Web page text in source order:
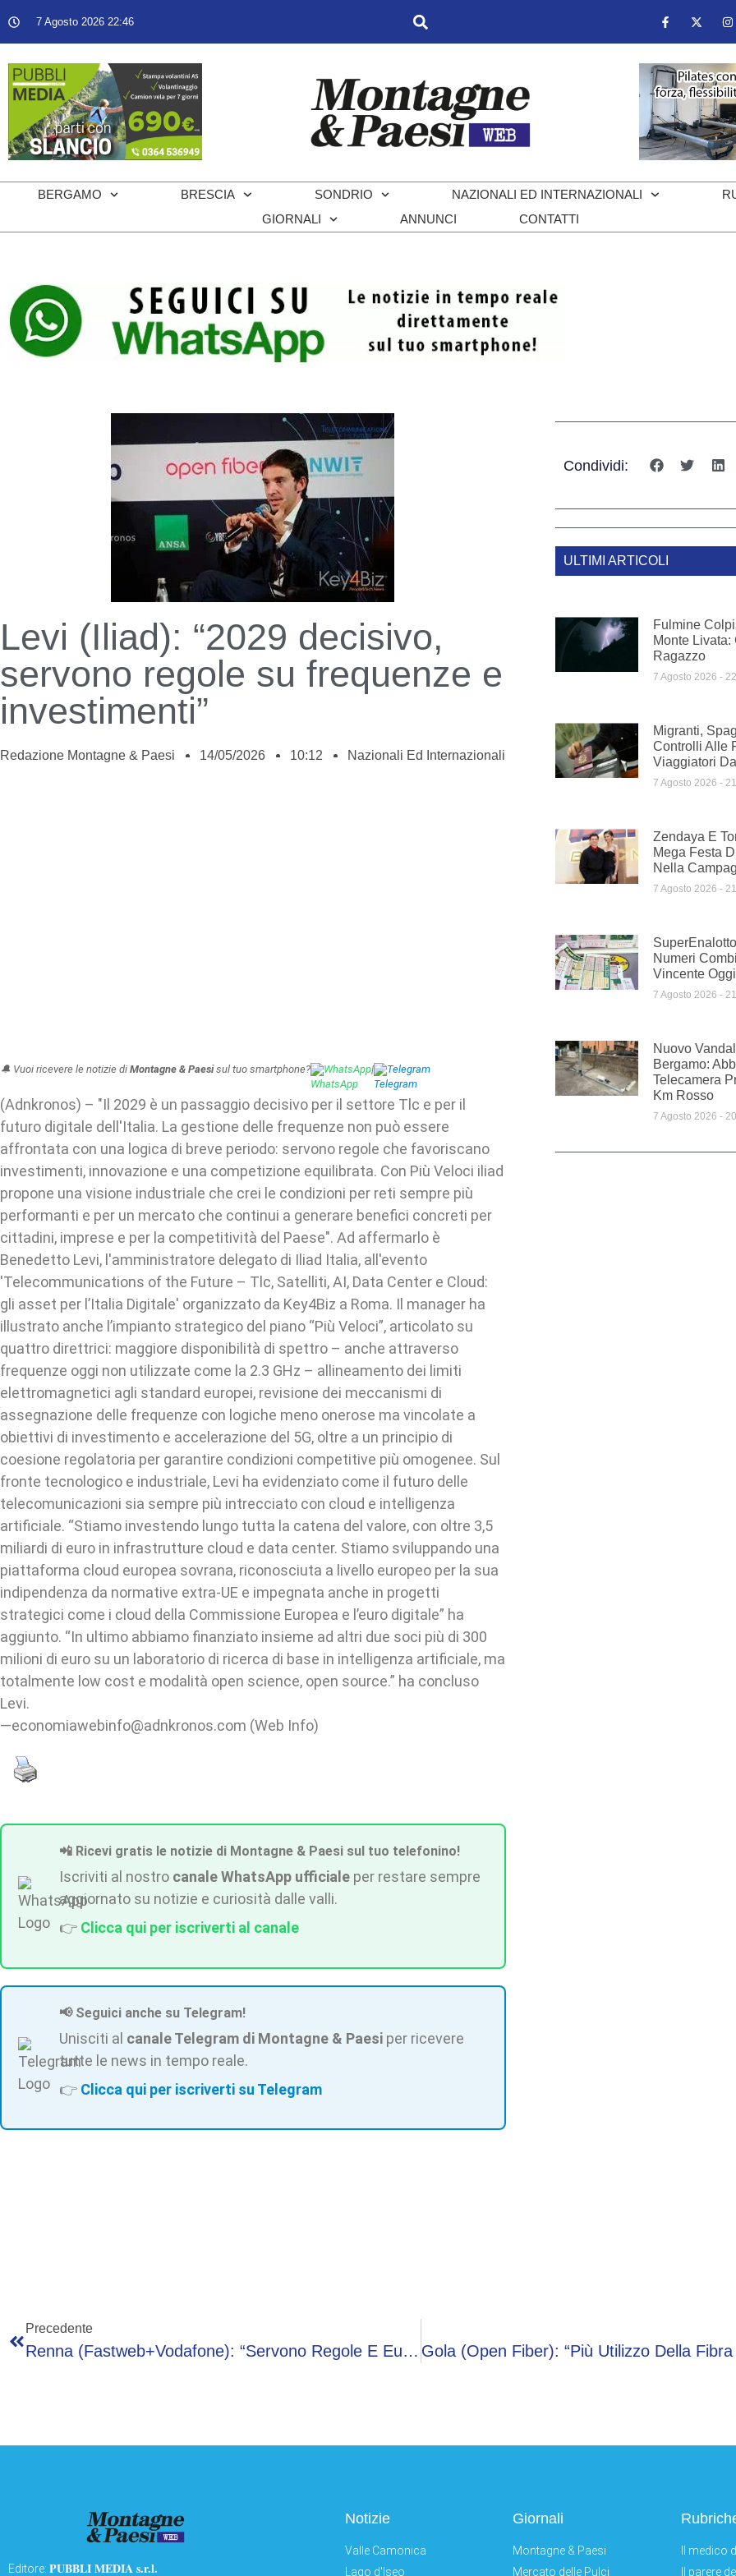
7 Agosto 2026 22:46
BERGAMO BRESCIA SONDRIO NAZIONALI ED INTERNAZIONALI
GIORNALI
ANNUNCI CONTATTI
Levi (Iliad): “2029 decisivo,
servono regole su frequenze e
investimenti”
Redazione Montagne & Paesi 14/05/2026 10:12 Nazionali Ed Internazionali
🔔 Vuoi ricevere le notizie di Montagne & Paesisul tuo smartphone? WhatsApp| Telegram
(Adnkronos) – "Il 2029 è un passaggio decisivo per il settore Tlc e per il
futuro digitale dell'Italia. La gestione delle frequenze non può essere
affrontata con una logica di breve periodo: servono regole che favoriscano
investimenti, innovazione e una competizione equilibrata. Con Più Veloci iliad
propone una visione industriale che crei le condizioni per reti sempre più
performanti e per un mercato che continui a generare benefici concreti per
cittadini, imprese e per la competitività del Paese". Ad affermarlo è
Benedetto Levi, l'amministratore delegato di Iliad Italia, all'evento
'Telecommunications of the Future – Tlc, Satelliti, AI, Data Center e Cloud:
gli asset per l’Italia Digitale' organizzato da Key4Biz a Roma. Il manager ha
illustrato anche l’impianto strategico del piano “Più Veloci”, articolato su
quattro direttrici: maggiore disponibilità di spettro – anche attraverso
frequenze oggi non utilizzate come la 2.3 GHz – allineamento dei limiti
elettromagnetici agli standard europei, revisione dei meccanismi di
assegnazione delle frequenze con logiche meno onerose ma vincolate a
obiettivi di investimento e accelerazione del 5G, oltre a un principio di
coesione regolatoria per garantire condizioni competitive più omogenee. Sul
fronte tecnologico e industriale, Levi ha evidenziato come il futuro delle
telecomunicazioni sia sempre più intrecciato con cloud e intelligenza
artificiale. “Stiamo investendo lungo tutta la catena del valore, con oltre 3,5
miliardi di euro in infrastrutture cloud e data center. Stiamo sviluppando una
piattaforma cloud europea sovrana, riconosciuta a livello europeo per la sua
indipendenza da normative extra-UE e impegnata anche in progetti
strategici come i cloud della Commissione Europea e l’euro digitale” ha
aggiunto. “In ultimo abbiamo finanziato insieme ad altri due soci più di 300
milioni di euro su un laboratorio di ricerca di base in intelligenza artificiale, ma
totalmente low cost e modalità open science, open source.” ha concluso
Levi.
—economiawebinfo@adnkronos.com (Web Info)
📲 Ricevi gratis le notizie di Montagne & Paesi sul tuo telefonino!
Iscriviti al nostro canale WhatsApp ufficiale per restare sempre
aggiornato su notizie e curiosità dalle valli.
👉 Clicca qui per iscriverti al canale
📢 Seguici anche su Telegram!
Unisciti al canale Telegram di Montagne & Paesi per ricevere
tutte le news in tempo reale.
👉 Clicca qui per iscriverti su Telegram
Condividi:
ULTIMI ARTICOLI
Fulmine
Monte Livata:
Ragazzo
7 Agosto 2026
Migranti,
Controlli Alle
Viaggiatori
7 Agosto 2026
Zendaya E
Mega Festa
Nella
7 Agosto 2026
Numeri
Vincente
7 Agosto 2026
Nuovo
Bergamo:
Telecamera
Km Rosso
7 Agosto 2026
Precedente
Renna (Fastweb+Vodafone): “Servono Regole E Europa Protagonista Nell’Ai”
Editore: PUBBLI MEDIA s.r.l.
Notizie
Valle Camonica
Lago d'Iseo
Giornali
Montagne & Paesi
Mercato delle Pulci
Il medico
Il parere